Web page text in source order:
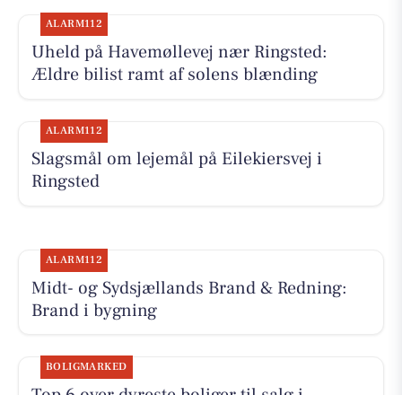
ALARM112
Uheld på Havemøllevej nær Ringsted:
Ældre bilist ramt af solens blænding
ALARM112
Slagsmål om lejemål på Eilekiersvej i
Ringsted
ALARM112
Midt- og Sydsjællands Brand & Redning:
Brand i bygning
BOLIGMARKED